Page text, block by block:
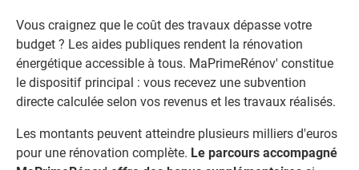
Vous craignez que le coût des travaux dépasse votre
budget ? Les aides publiques rendent la rénovation
énergétique accessible à tous. MaPrimeRénov' constitue
le dispositif principal : vous recevez une subvention
directe calculée selon vos revenus et les travaux réalisés.
Les montants peuvent atteindre plusieurs milliers d'euros
pour une rénovation complète. Le parcours accompagné